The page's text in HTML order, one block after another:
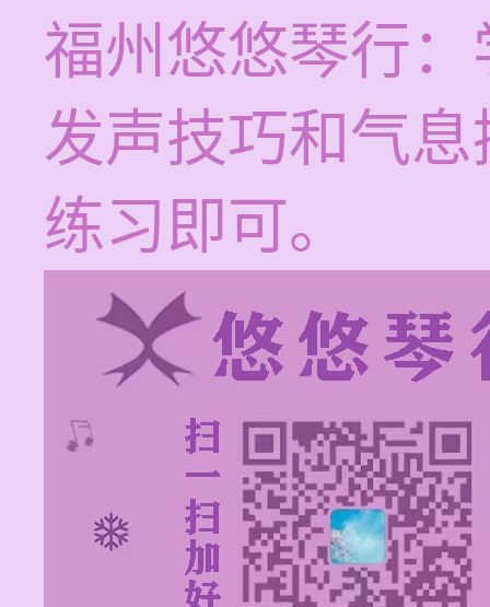
福州悠悠琴行
发声技巧和气
练习即可。